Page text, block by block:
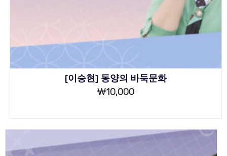
[이승현] 동양의 바둑문화
₩10,000